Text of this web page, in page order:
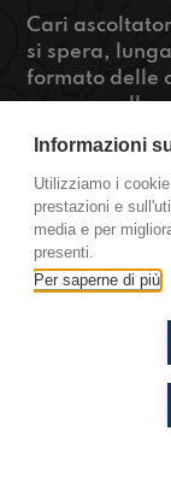
Cari
si spera,
formato delle
pezzo e
del nostro
casa dai suoi
#OkkinSu
Milano
Ti è piaciuto?
Informazioni
Utilizziamo i
prestazioni e
media e per
presenti.
Per saperne di più